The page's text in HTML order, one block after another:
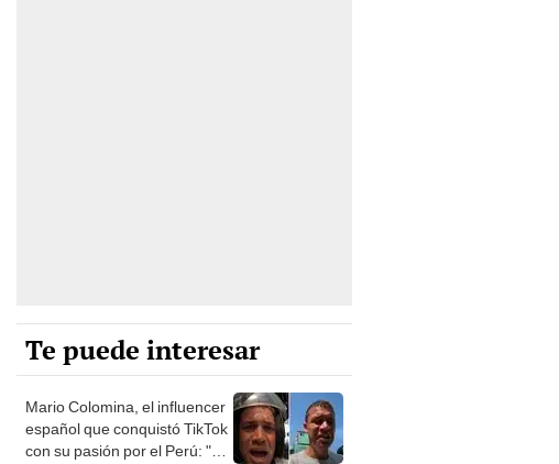
Te puede interesar
Mario Colomina, el influencer
español que conquistó TikTok
con su pasión por el Perú: "Mi